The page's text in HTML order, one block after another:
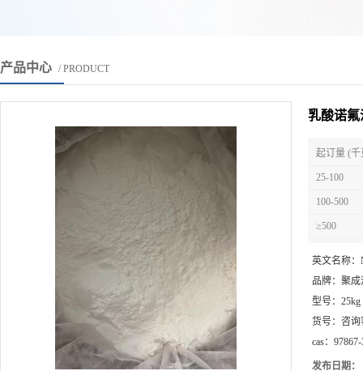
产品中心 / PRODUCT
乳酸诺氟
起订量 (千
25-100
100-500
≥500
英文名称：
品牌： 聚成
型号： 25kg
货号： 咨询
cas：
发布日期：